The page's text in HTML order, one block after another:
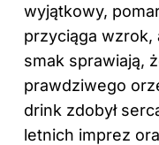
wyjątkowy,
przyciąga wzrok,
smak sprawiają,
prawdziwego
drink zdobył
letnich imprez